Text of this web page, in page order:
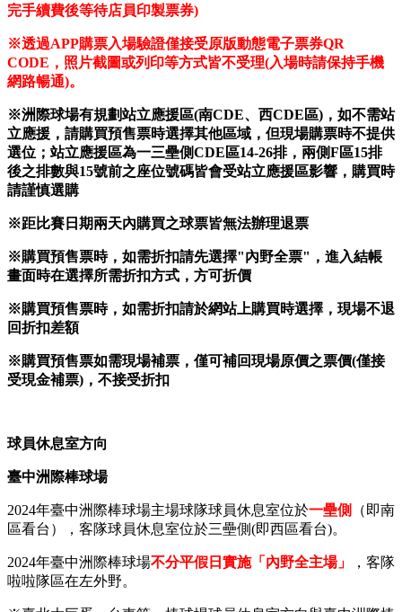
完手續費後等待店員印製票券)
※透過APP購票入場驗證僅接受原版動態電子票券QR
CODE ，照片截圖或列印等方式皆不受理(入場時請保持手機
網路暢通)。
※洲際球場有規劃站立應援區(南CDE、西CDE區)，如不需站
立應援，請購買預售票時選擇其他區域，但現場購票時不提供
選位；站立應援區為一三壘側CDE區14-26排，兩側F區15排
後之排數與15號前之座位號碼皆會受站立應援區影響，購買時
請謹慎選購
※距比賽日期兩天內購買之球票皆無法辦理退票
※購買預售票時，如需折扣請先選擇"內野全票" ，進入結帳
畫面時在選擇所需折扣方式，方可折價
※購買預售票時，如需折扣請於網站上購買時選擇，現場不退
回折扣差額
※購買預售票如需現場補票，僅可補回現場原價之票價(僅接
受現金補票) ，不接受折扣
球員休息室方向
臺中洲際棒球場
2024​年​臺中洲際棒球場​​主場球隊球員休息室位於一壘側
（即南
區看台），客隊球員休息室位於三壘側(即西區看台)。
​​​2024年臺中洲際棒球場不分平假日實施「內野全主場」
，客隊​​
啦啦隊區​在左外野。